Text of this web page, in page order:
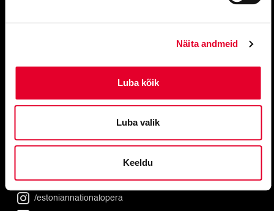
Näita andmeid
Luba kõik
Luba valik
Keeldu
#operaestonia
/estoniannationalopera